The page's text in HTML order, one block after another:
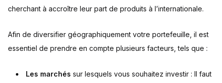
cherchant à accroître leur part de produits à l’internationale.
Afin de diversifier géographiquement votre portefeuille, il est
essentiel de prendre en compte plusieurs facteurs, tels que :
Les marchés sur lesquels vous souhaitez investir : Il faut